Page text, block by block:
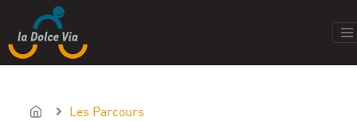
Les Parcours